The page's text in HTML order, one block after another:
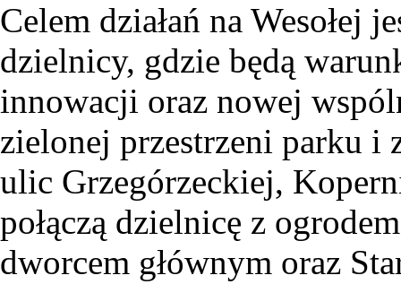
Celem działań na Wesołej
dzielnicy, gdzie będą
innowacji oraz nowej
zielonej przestrzeni parku i
ulic Grzegórzeckiej,
połączą dzielnicę z
dworcem głównym oraz